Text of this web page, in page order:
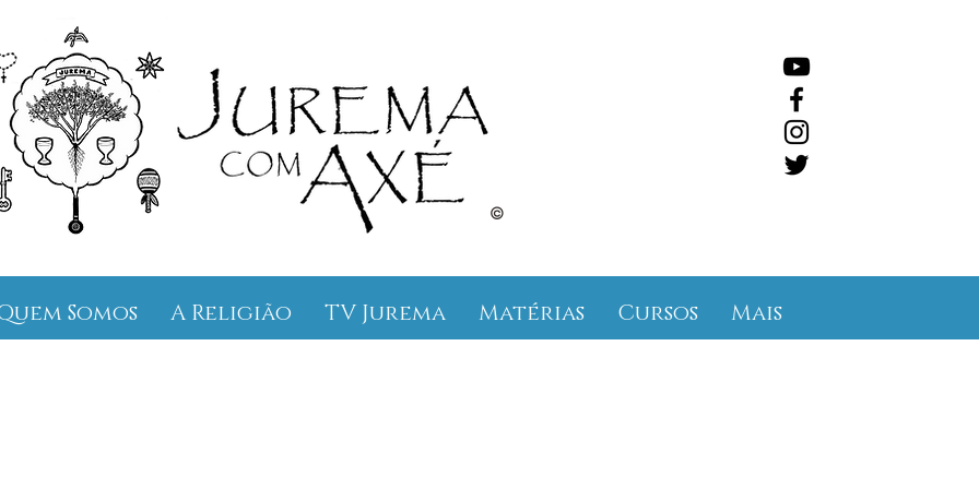
©
Somos A Religião TV Jurema Matérias Cursos Mais